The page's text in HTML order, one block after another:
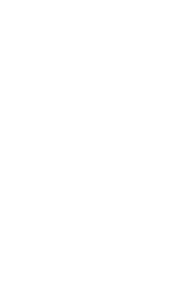
ンケートフォームは
します。
)いただいております。
機種を選択